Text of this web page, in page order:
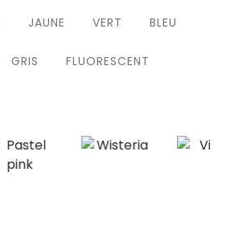
JAUNE VERT BLEU
GRIS FLUORESCENT